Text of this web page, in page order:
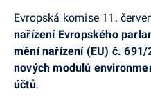
Evropská komise 11.
nařízení Evropského
mění nařízení (EU) č.
nových modulů
účtů.